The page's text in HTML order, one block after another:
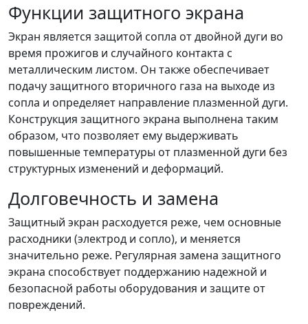
Функции защитного экрана
Экран является защитой сопла от двойной дуги во
время прожигов и случайного контакта с
металлическим листом. Он также обеспечивает
подачу защитного вторичного газа на выходе из
сопла и определяет направление плазменной дуги.
Конструкция защитного экрана выполнена таким
образом, что позволяет ему выдерживать
повышенные температуры от плазменной дуги без
структурных изменений и деформаций.
Долговечность и замена
Защитный экран расходуется реже, чем основные
расходники (электрод и сопло), и меняется
значительно реже. Регулярная замена защитного
экрана способствует поддержанию надежной и
безопасной работы оборудования и защите от
повреждений.